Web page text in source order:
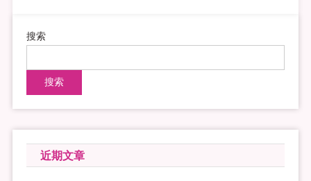
搜索
搜索
近期文章